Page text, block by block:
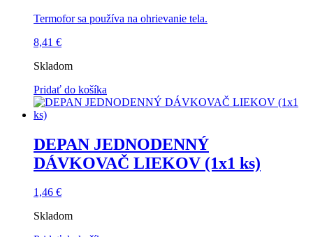
Termofor sa používa na ohrievanie tela.
8,41 €
Skladom
Pridať do košíka
DEPAN JEDNODENNÝ
DÁVKOVAČ LIEKOV (1x1 ks)
1,46 €
Skladom